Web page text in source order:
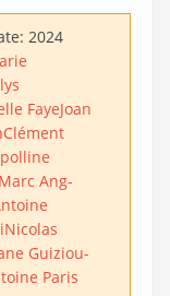
2024
FayeJoan
Clément
Marc Ang-
Nicolas
Guiziou-
Paris